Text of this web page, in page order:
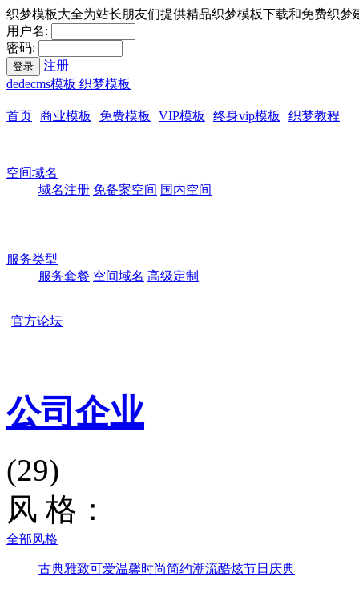
织梦模板大全为站长朋友们提供精品织梦模板下载和免费织梦
用户名:
密码:
登录
注册
dedecms模板 织梦模板
首页 商业模板 免费模板 VIP模板 终身vip模板 织梦教程
空间域名
域名注册 免备案空间 国内空间
服务类型
服务套餐 空间域名 高级定制
官方论坛
公司企业
(29)
风 格：
全部风格
古典雅致可爱温馨时尚简约潮流酷炫节日庆典